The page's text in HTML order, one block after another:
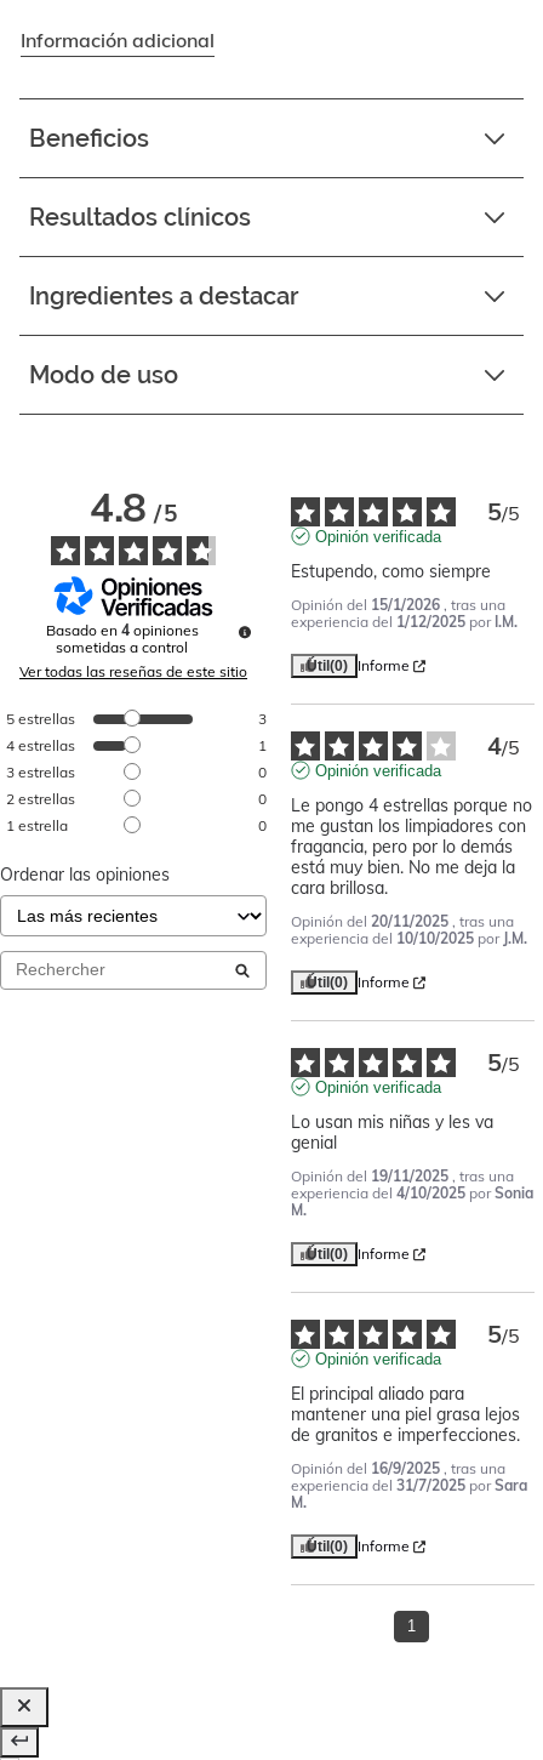
Información adicional
Beneficios
Resultados clínicos
Ingredientes a destacar
Modo de uso
4.8/5
Basado en 4 opiniones
sometidas a control
Ver todas las reseñas de este sitio
5 estrellas
3
4 estrellas
1
3 estrellas
0
2 estrellas
0
1 estrella 0
Ordenar las opiniones
5/5
Opinión verificada
Estupendo, como siempre
Opinión del 15/1/2026 , tras una
experiencia del 1/12/2025 por I.M.
Útil (0) Informe
4/5
Opinión verificada
Le pongo 4 estrellas porque no
me gustan los limpiadores con
fragancia, pero por lo demás
está muy bien. No me deja la
cara brillosa.
Opinión del 20/11/2025 , tras una
experiencia del 10/10/2025 por J.M.
Útil (0) Informe
5/5
Opinión verificada
Lo usan mis niñas y les va
genial
Opinión del 19/11/2025 , tras una
experiencia del 4/10/2025 porSonia
M.
Útil (0) Informe
5/5
Opinión verificada
El principal aliado para
mantener una piel grasa lejos
de granitos e imperfecciones.
Opinión del 16/9/2025 , tras una
experiencia del 31/7/2025 porSara
M.
Útil (0) Informe
1